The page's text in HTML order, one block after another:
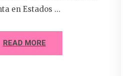
en Estados …
READ MORE